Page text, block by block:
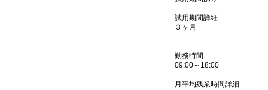
試用期間詳細
３ヶ月
勤務時間
09:00～18:00
月平均残業時間詳細